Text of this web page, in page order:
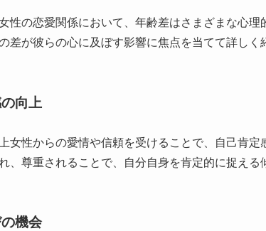
性の恋愛関係において、年齢差はさまざまな心
差が彼らの心に及ぼす影響に焦点を当てて詳しく
向上
女性からの愛情や信頼を受けることで、自己肯定
、尊重されることで、自分自身を肯定的に捉える
機会